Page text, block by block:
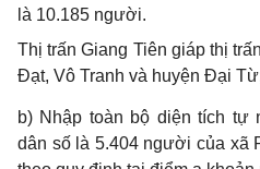
là 10.185 người.
Thị trấnGiang Tiên giáp thị
Đạt, Vô Tranh và huyện Đại Từ
b) Nhập toàn bộ diện tích tự
dân số là 5.404 người của xã